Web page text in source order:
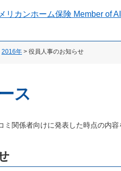
2016年 > 役員人事のお知らせ
ス
ミ関係者向けに発表した時点の内